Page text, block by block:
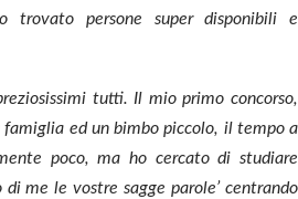
trovato persone super disponibili e
tutti. Il mio primo concorso,
famiglia ed un bimbo piccolo, il tempo a
poco, ma ho cercato di studiare
di me le vostre sagge parole’ centrando